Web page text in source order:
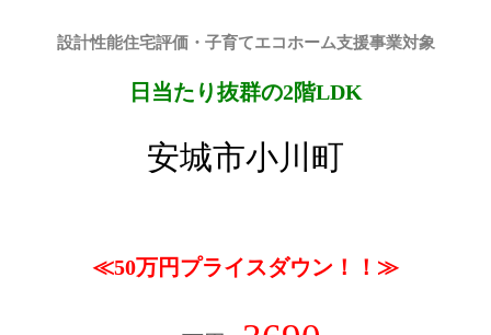
設計性能住宅評価・子育てエコホーム支援事業対象
日当たり抜群の2階LDK
安城市小川町
≪50万円プライスダウン！！≫